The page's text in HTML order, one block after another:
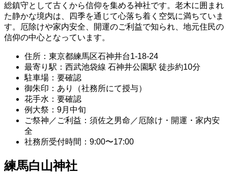
総鎮守として古くから信仰を集める神社です。老木に囲まれ
た静かな境内は、四季を通じて心落ち着く空気に満ちていま
す。厄除けや家内安全、開運のご利益で知られ、地元住民の
信仰の中心となっています。
住所：東京都練馬区石神井台1-18-24
最寄り駅：西武池袋線 石神井公園駅 徒歩約10分
駐車場：要確認
御朱印：あり（社務所にて授与）
花手水：要確認
例大祭：9月中旬
ご祭神／ご利益：須佐之男命／厄除け・開運・家内安
全
社務所受付時間：9:00〜17:00
練馬白山神社